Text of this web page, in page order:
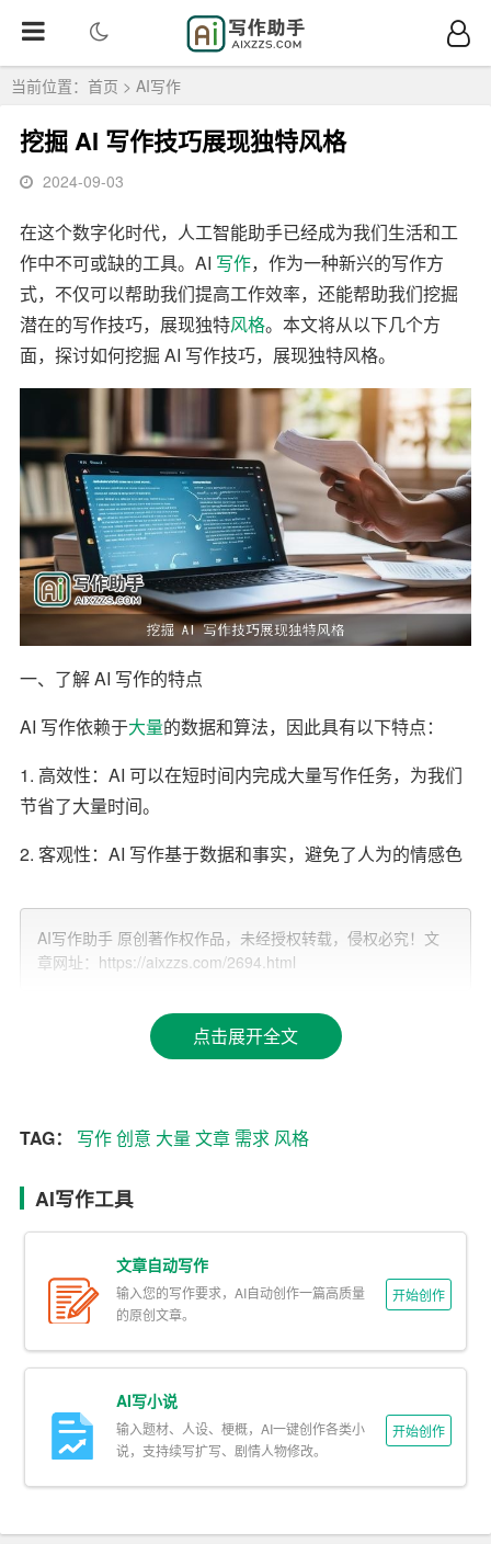
当前位置： 首页 > AI写作
挖掘 AI 写作技巧展现独特风格
2024-09-03
在这个数字化时代，人工智能助手已经成为我们生活和工
作中不可或缺的工具。AI 写作，作为一种新兴的写作方
式，不仅可以帮助我们提高工作效率，还能帮助我们挖掘
潜在的写作技巧，展现独特风格。本文将从以下几个方
面，探讨如何挖掘 AI 写作技巧，展现独特风格。
一、了解 AI 写作的特点
AI 写作依赖于大量的数据和算法，因此具有以下特点：
1. 高效性：AI 可以在短时间内完成大量写作任务，为我们
节省了大量时间。
2. 客观性：AI 写作基于数据和事实，避免了人为的情感色
3. 多样性：AI 可以根据不同的需求，生成多种风格和题材
的文章，帮助我们拓展写作思路。
4. 可控性：我们可以通过设置参数和指令，让 AI 按照我们
的要求进行写作，使文章符合我们的需求。
1. 语言表达：AI 写作助手在生成文章时，会根据语境和需
式，提高自己的写作水平。
排文章的结构和层次。我们可以借鉴 AI 的逻辑结构，使自
己的文章更加清晰易懂。
3.创意发挥：虽然 AI 写作基于数据和算法，但它在创意发
挥方面也具有一定的优势。我们可以借助 AI 的创意，为自
己的写作增添独特的元素。
4. 修辞手法：AI 写作助手在生成文章时，会运用一定的修
法，提升自己的写作技巧。
AI写作助手 原创著作权作品，未经授权转载，侵权必究！文
章网址：https://aixzzs.com/2694.html
点击展开全文
TAG： 写作创意 大量文章 需求 风格
AI写作工具
文章自动写作
输入您的写作要求，AI自动创作一篇高质量
的原创文章。
开始创作
AI写小说
输入题材、人设、梗概，AI一键创作各类小
说，支持续写扩写、剧情人物修改。
开始创作